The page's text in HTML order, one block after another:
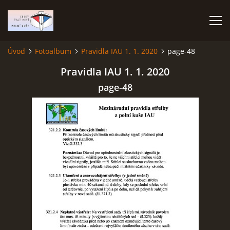
PROPOZICE
VÝSLEDKY ZÁVODŮ
ČESKÝ POHÁR A ČESKÁ LIGA
REPREZENTACE
Úvod Fotoalbum Pravidla IAU 1. 1. 2020 page-48
Pravidla IAU 1. 1. 2020
page-48